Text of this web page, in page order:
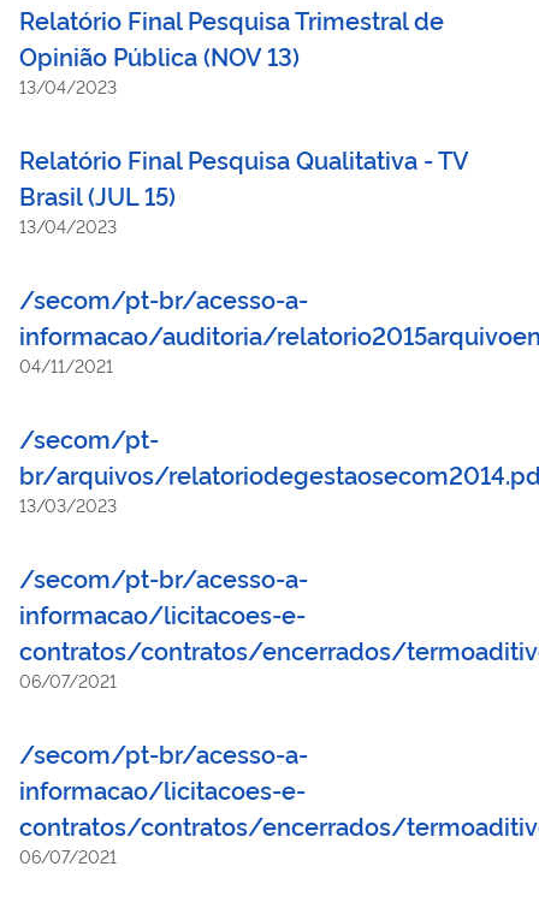
Relatório Final Pesquisa Trimestral de
Opinião Pública (NOV 13)
13/04/2023
Relatório Final Pesquisa Qualitativa - TV
Brasil (JUL 15)
13/04/2023
/secom/pt-br/acesso-a-
informacao/auditoria/
04/11/2021
/secom/pt-
br/arquivos/
13/03/2023
/secom/pt-br/acesso-a-
informacao/licitacoes-e-
contratos/contratos/encerrados/
06/07/2021
/secom/pt-br/acesso-a-
informacao/licitacoes-e-
contratos/contratos/encerrados/
06/07/2021